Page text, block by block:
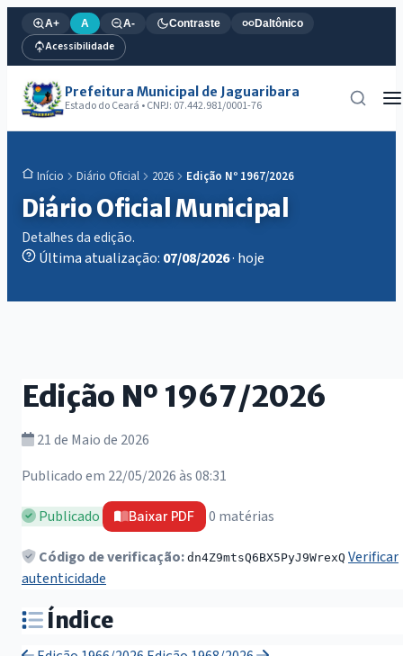
A+ A A- Contraste Daltônico
Acessibilidade
Prefeitura Municipal de Jaguaribara
Estado do Ceará • CNPJ: 07.442.981/0001-76
Início Diário Oficial 2026 Edição Nº 1967/2026
Diário Oficial Municipal
Detalhes da edição.
Última atualização: 07/08/2026· hoje
Edição Nº 1967/2026
21 de Maio de 2026
Publicado em 22/05/2026 às 08:31
Publicado Baixar PDF 0 matérias
Código de verificação: dn4Z9mtsQ6BX5PyJ9WrexQ Verificar
autenticidade
Índice